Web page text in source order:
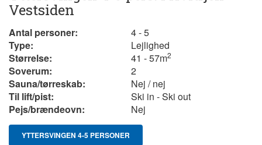
Vestsiden
Antal personer:
4 - 5
Type:
Lejlighed
Størrelse:
41 - 57m2
Soverum:
2
Sauna/tørreskab:
Nej / nej
Til lift/pist:
Ski in - Ski out
Pejs/brændeovn:
Nej
YTTERSVINGEN 4-5 PERSONER